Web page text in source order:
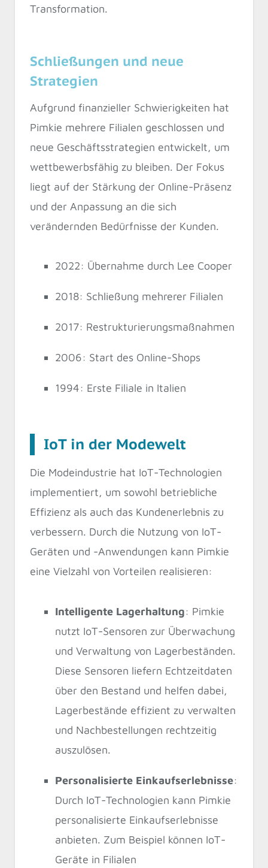
Transformation.
Schließungen und neue
Strategien
Aufgrund finanzieller Schwierigkeiten hat
Pimkie mehrere Filialen geschlossen und
neue Geschäftsstrategien entwickelt, um
wettbewerbsfähig zu bleiben. Der Fokus
liegt auf der Stärkung der Online-Präsenz
und der Anpassung an die sich
verändernden Bedürfnisse der Kunden.
2022: Übernahme durch Lee Cooper
2018: Schließung mehrerer Filialen
2017: Restrukturierungsmaßnahmen
2006: Start des Online-Shops
1994: Erste Filiale in Italien
IoT in der Modewelt
Die Modeindustrie hat IoT-Technologien
implementiert, um sowohl betriebliche
Effizienz als auch das Kundenerlebnis zu
verbessern. Durch die Nutzung von IoT-
Geräten und -Anwendungen kann Pimkie
eine Vielzahl von Vorteilen realisieren:
Intelligente Lagerhaltung: Pimkie
nutzt IoT-Sensoren zur Überwachung
und Verwaltung von Lagerbeständen.
Diese Sensoren liefern Echtzeitdaten
über den Bestand und helfen dabei,
Lagerbestände effizient zu verwalten
und Nachbestellungen rechtzeitig
auszulösen.
Personalisierte Einkaufserlebnisse:
Durch IoT-Technologien kann Pimkie
personalisierte Einkaufserlebnisse
anbieten. Zum Beispiel können IoT-
Geräte in Filialen